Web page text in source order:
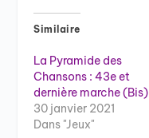
Similaire
La Pyramide des
Chansons : 43e et
dernière marche (Bis)
30 janvier 2021
Dans "Jeux"